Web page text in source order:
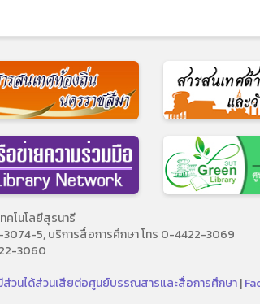
คโนโลยีสุรนารี
3074-5, บริการสื่อการศึกษา โทร 0-4422-3069
3060
วนได้ส่วนเสียต่อศูนย์บรรณสารและสื่อการศึกษา|